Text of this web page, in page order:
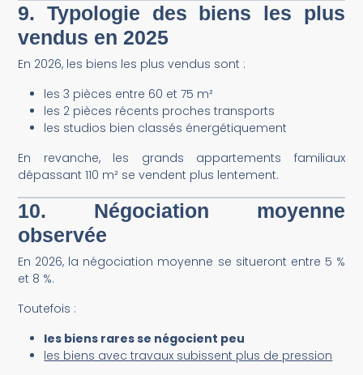
9. Typologie des biens les plus
vendus en 2025
En 2026, les biens les plus vendus sont :
les 3 pièces entre 60 et 75 m²
les 2 pièces récents proches transports
les studios bien classés énergétiquement
En revanche, les grands appartements familiaux
dépassant 110 m² se vendent plus lentement.
10. Négociation moyenne
observée
En 2026, la négociation moyenne se situeront entre 5 %
et 8 %.
Toutefois :
les biens rares se négocient peu
les biens avec travaux subissent plus de pression